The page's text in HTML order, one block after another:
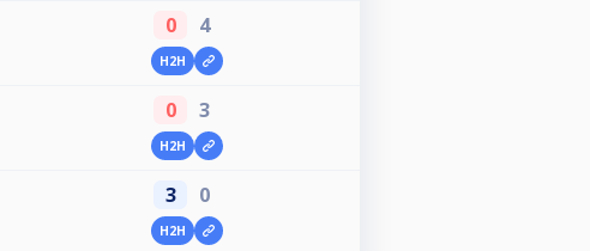
0 4
H2H
0 3
H2H
3 0
H2H